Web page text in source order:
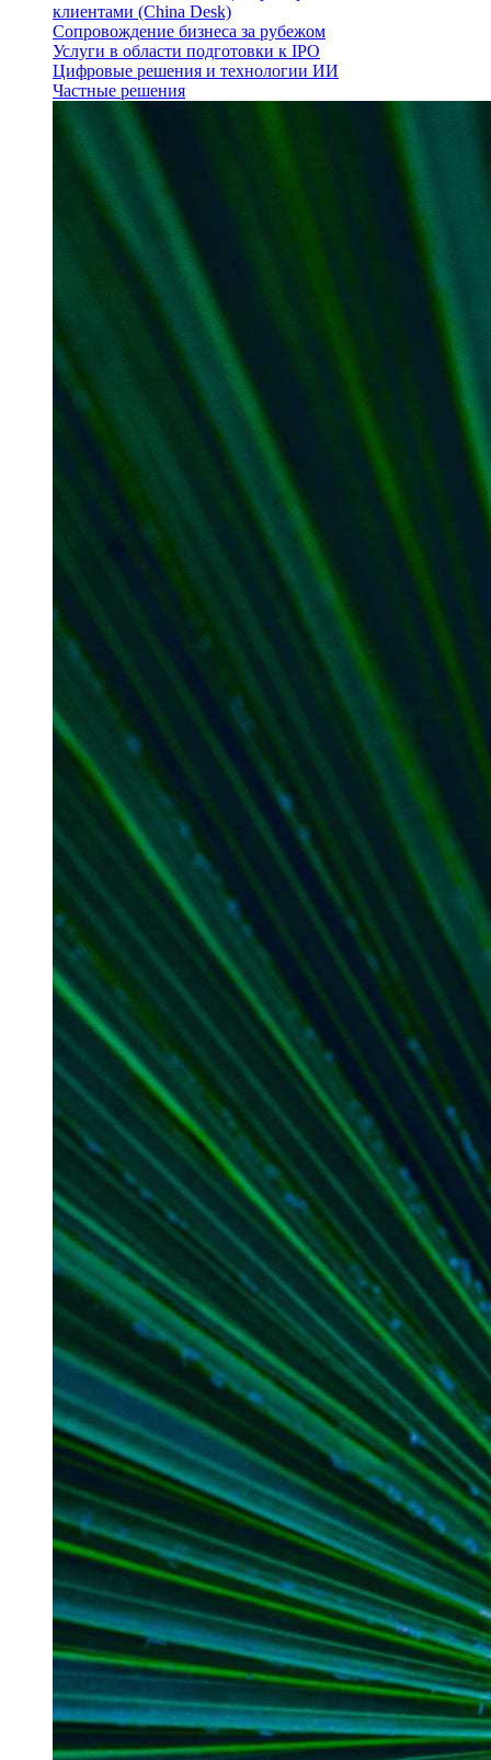
клиентами (China Desk)
Сопровождение бизнеса за рубежом
Услуги в области подготовки к IPO
Цифровые решения и технологии ИИ
Частные решения